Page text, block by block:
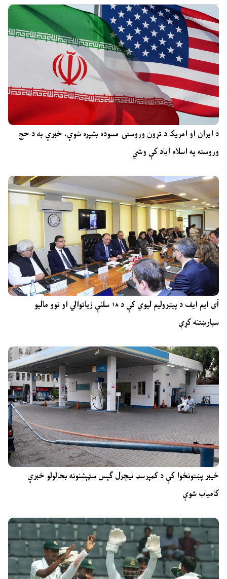
د ایران او امریکا د تړون وروستۍ مسوده بشپړه شوې، خبرې به د حج
وروسته په اسلام اباد کې وشي
آی ایم ایف د پیټرولیم لیوي کې د ۱۸ سلنې زیاتوالي او نوو مالیو
سپارښتنه کړې
خیبر پښتونخوا کې د کمپرسډ نیچرل ګېس سټېشنونه بحالولو خبرې
کامیاب شوې